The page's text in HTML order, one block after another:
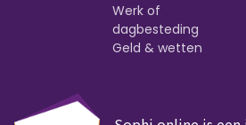
Werk of
dagbesteding
Geld & wetten